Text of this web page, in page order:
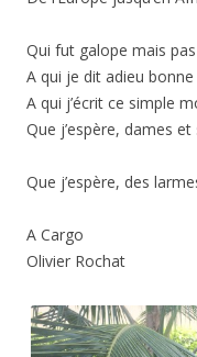
Qui fut galope mais
A qui je dit adieu
A qui j’écrit ce simple
Que j’espère, dames
Que j’espère, des
A Cargo
Olivier Rochat